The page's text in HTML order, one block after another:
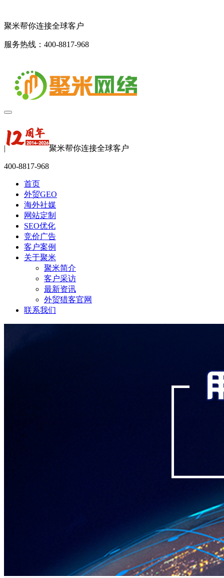
聚米帮你连接全球客户
服务热线：400-8817-968
| 聚米帮你连接全球客户
400-8817-968
首页
外贸GEO
海外社媒
网站定制
SEO优化
竞价广告
客户案例
关于聚米
聚米简介
客户采访
最新资讯
外贸猎客官网
联系我们